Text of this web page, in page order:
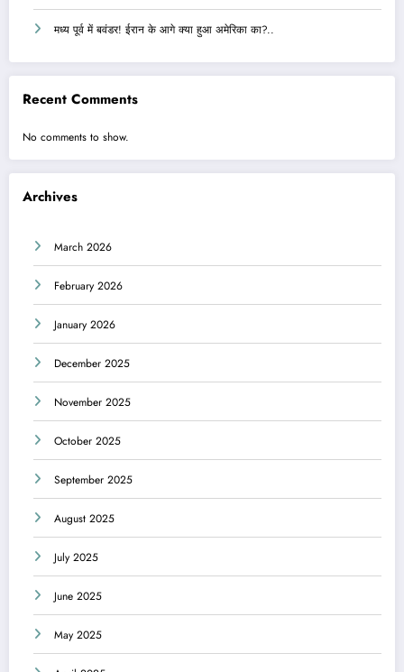
मध्य पूर्व में बवंडर! ईरान के आगे क्या हुआ अमेरिका का?..
Recent Comments
No comments to show.
Archives
March 2026
February 2026
January 2026
December 2025
November 2025
October 2025
September 2025
August 2025
July 2025
June 2025
May 2025